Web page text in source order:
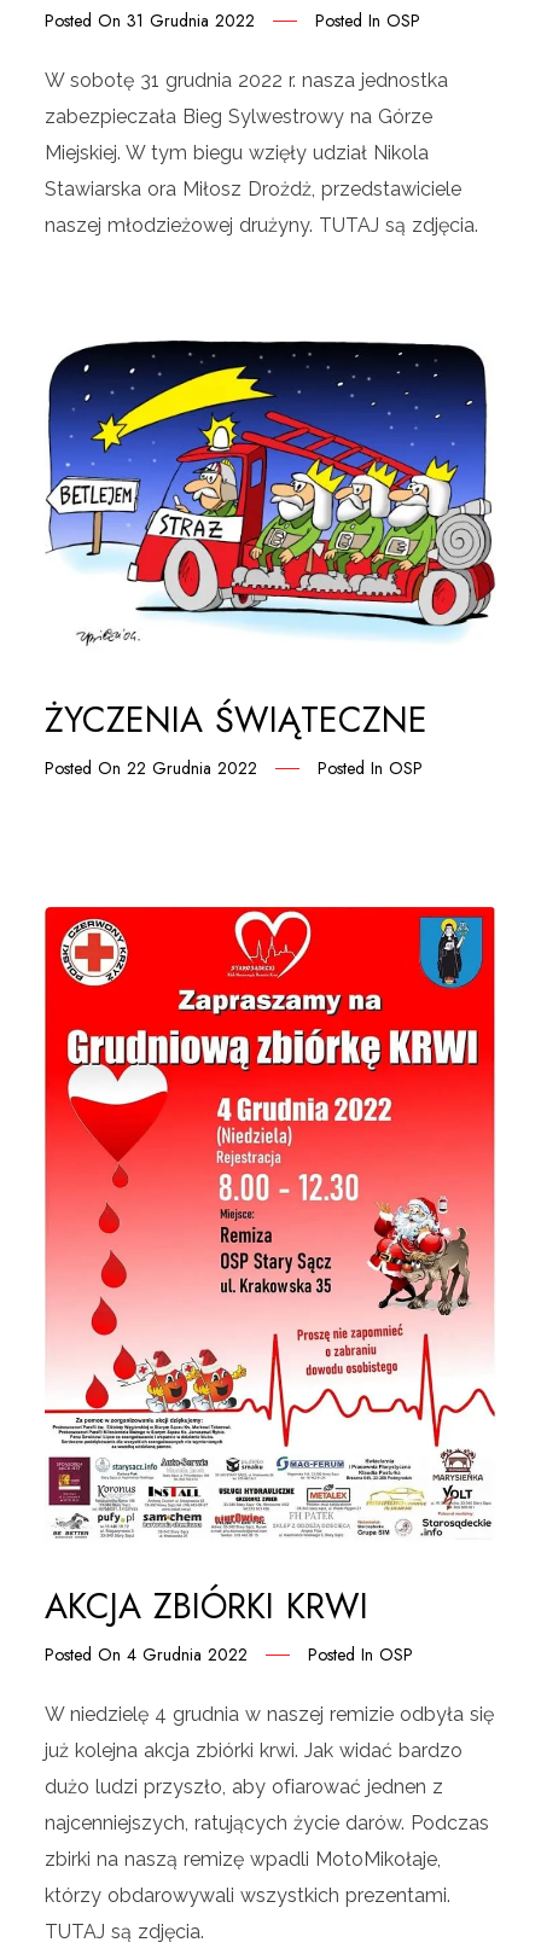
Posted On31 Grudnia 2022 Posted InOSP
W sobotę 31 grudnia 2022 r. nasza jednostka
zabezpieczała Bieg Sylwestrowy na Górze
Miejskiej. W tym biegu wzięły udział Nikola
Stawiarska ora Miłosz Drożdż, przedstawiciele
naszej młodzieżowej drużyny. TUTAJ są zdjęcia.
ŻYCZENIA ŚWIĄTECZNE
Posted On22 Grudnia 2022 Posted InOSP
AKCJA ZBIÓRKI KRWI
Posted On4 Grudnia 2022 Posted InOSP
W niedzielę 4 grudnia w naszej remizie odbyła się
już kolejna akcja zbiórki krwi. Jak widać bardzo
dużo ludzi przyszło, aby ofiarować jednen z
najcenniejszych, ratujących życie darów. Podczas
zbirki na naszą remizę wpadli MotoMikołaje,
którzy obdarowywali wszystkich prezentami.
TUTAJ są zdjęcia.